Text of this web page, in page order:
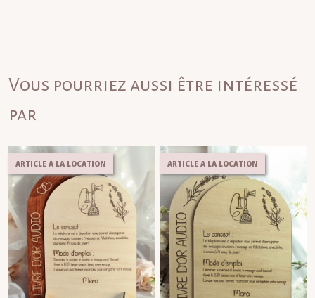
Vous pourriez aussi être intéressé
par
ARTICLE A LA LOCATION ARTICLE A LA LOCATION